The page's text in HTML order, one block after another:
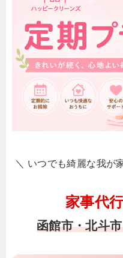
＼ いつでも綺麗な我が
家事代
函館市・北斗